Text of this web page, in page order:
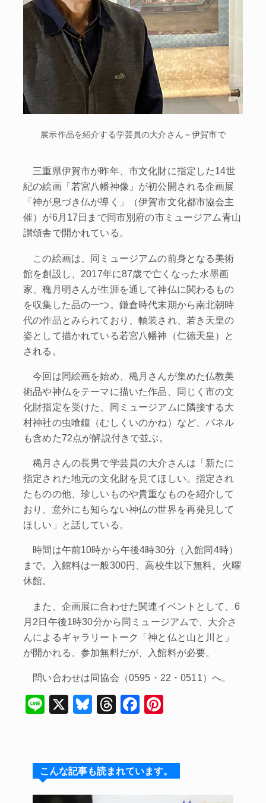
展示作品を紹介する学芸員の大介さん＝伊賀市で
三重県伊賀市が昨年、市文化財に指定した14世
紀の絵画「若宮八幡神像」が初公開される企画展
「神が息づき仏が導く」（伊賀市文化都市協会主
催）が6月17日まで同市別府の市ミュージアム青山
讃頌舎で開かれている。
この絵画は、同ミュージアムの前身となる美術
館を創設し、2017年に87歳で亡くなった水墨画
家、穐月明さんが生涯を通して神仏に関わるもの
を収集した品の一つ。鎌倉時代末期から南北朝時
代の作品とみられており、軸装され、若き天皇の
姿として描かれている若宮八幡神（仁徳天皇）と
される。
今回は同絵画を始め、穐月さんが集めた仏教美
術品や神仏をテーマに描いた作品、同じく市の文
化財指定を受けた、同ミュージアムに隣接する大
村神社の虫喰鐘（むしくいのかね）など、パネル
も含めた72点が解説付きで並ぶ。
穐月さんの長男で学芸員の大介さんは「新たに
指定された地元の文化財を見てほしい。指定され
たものの他、珍しいものや貴重なものを紹介して
おり、意外にも知らない神仏の世界を再発見して
ほしい」と話している。
時間は午前10時から午後4時30分（入館同4時）
まで。入館料は一般300円、高校生以下無料。火曜
休館。
また、企画展に合わせた関連イベントとして、6
月2日午後1時30分から同ミュージアムで、大介さ
んによるギャラリートーク「神と仏と山と川と」
が開かれる。参加無料だが、入館料が必要。
問い合わせは同協会（0595・22・0511）へ。
Li
X
Bl
s
k
T
a
d
F
e
b
e
st
こんな記事も読まれています。